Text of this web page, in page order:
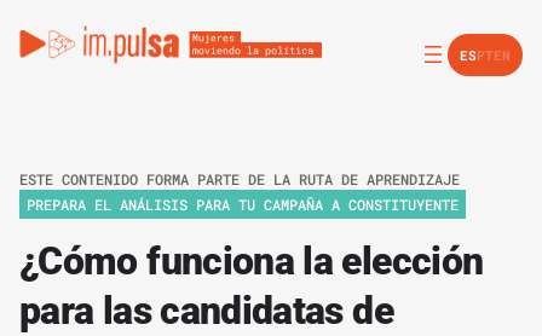
ESPTEN
ESTE CONTENIDO FORMA PARTE DE LA RUTA DE APRENDIZAJE
PREPARA EL ANÁLISIS PARA TU CAMPAÑA A CONSTITUYENTE
¿Cómo funciona la elección
para las candidatas de